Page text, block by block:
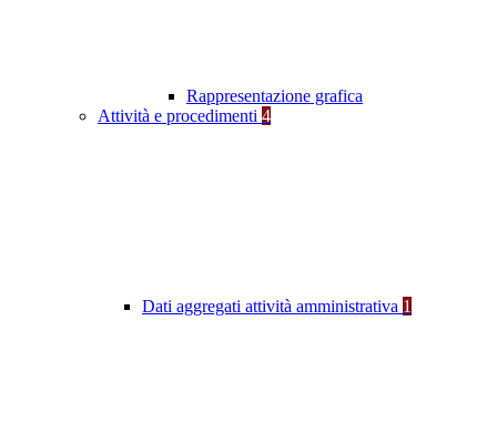
Rappresentazione grafica
Attività e procedimenti 4
Dati aggregati attività amministrativa 1